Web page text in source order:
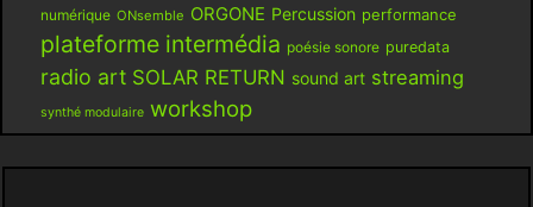
numérique ONsemble ORGONE Percussion performance
plateforme intermédia poésie sonore puredata
radio art SOLAR RETURN sound art streaming
synthé modulaire workshop